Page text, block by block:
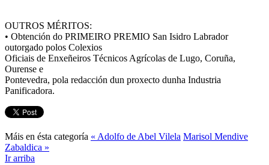
OUTROS MÉRITOS:
• Obtención do PRIMEIRO PREMIO San Isidro Labrador
outorgado polos Colexios
Oficiais de Enxeñeiros Técnicos Agrícolas de Lugo, Coruña,
Ourense e
Pontevedra, pola redacción dun proxecto dunha Industria
Panificadora.
Máis en ésta categoría « Adolfo de Abel Vilela Marisol Mendive
Zabaldica »
Ir arriba